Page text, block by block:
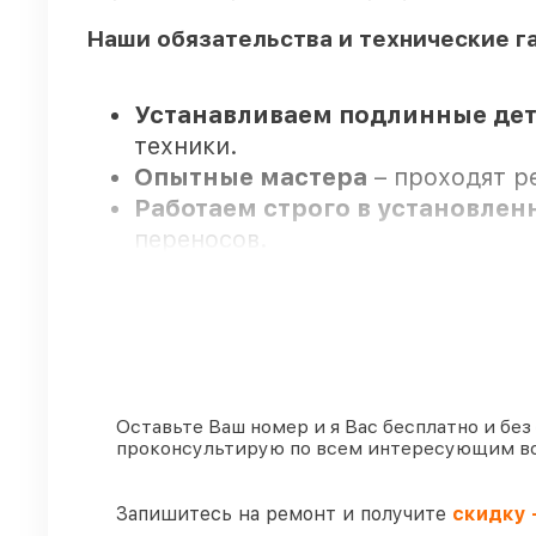
Наши обязательства и технические
Устанавливаем подлинные
техники.
Опытные мастера – проходят
Работаем строго в
переносов.
– на
80%заказов по ремонту
90%запчастей Venox имеются в
готовы рассмотреть варианты
Оставьте Ваш номер и я Вас бесплатно и без
проконсультирую по всем интересующим
Запишитесь на ремонт и получите скидку